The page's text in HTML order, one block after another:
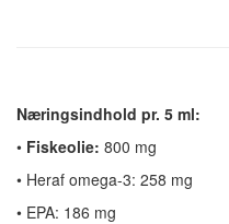
Næringsindhold pr. 5 ml:
• Fiskeolie: 800 mg
• Heraf omega-3: 258 mg
• EPA: 186 mg